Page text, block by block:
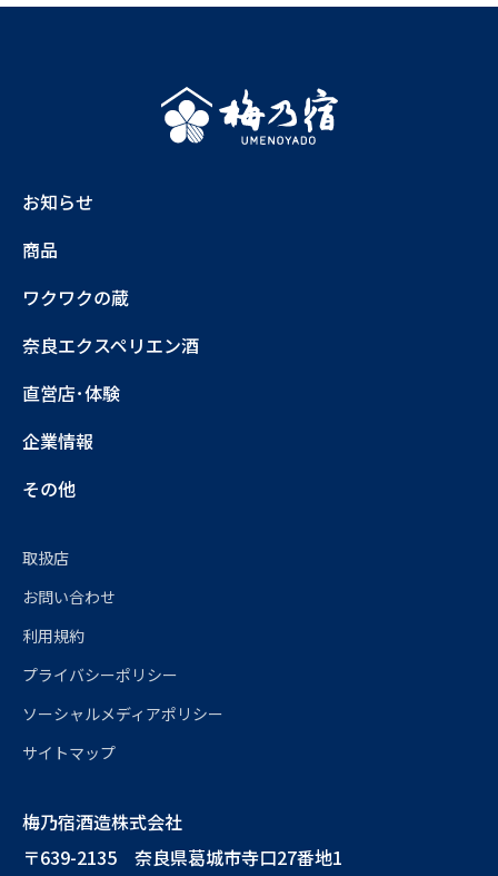
お知らせ
商品
ワクワクの蔵
奈良エクスペリエン酒
直営店･体験
企業情報
その他
取扱店
お問い合わせ
利用規約
プライバシーポリシー
ソーシャルメディアポリシー
サイトマップ
梅乃宿酒造株式会社
〒639-2135 奈良県葛城市寺口27番地1